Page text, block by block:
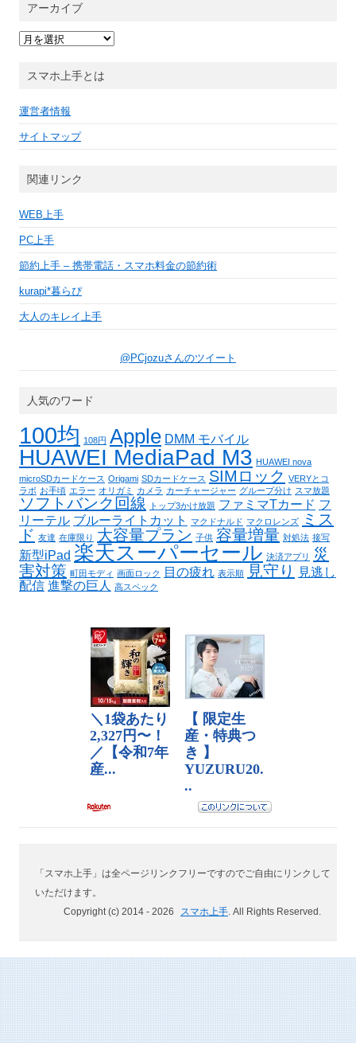
アーカイブ
ア
ー
ブスマホ上手とは
運営者情報
サイトマップ
関連リンク
WEB上手
PC上手
節約上手 – 携帯電話・スマホ料金の節約術
kurapi*暮らぴ
大人のキレイ上手
@PCjozuさんのツイート
人気のワード
100均 108円 Apple DMM モバイル
HUAWEI MediaPad M3 HUAWEI nova
microSDカードケース Origami SDカードケース SIMロック VERYとコ
ラボ お手頃 エラー オリガミ カメラ カーチャージャー グループ分け スマ放題
ソフトバンク回線 トップ3かけ放題 ファミマTカード フ
リーテル ブルーライトカット マクドナルド マクロレンズ
ミス
ド 友達 在庫限り 大容量プラン 子供 容量増量 対処法 接写
新型iPad 楽天スーパーセール 決済アプリ
災
害対策 町田モディ 画面ロック 目の疲れ 表示順 見守り
見逃し
配信 進撃の巨人 高スペック
「スマホ上手」は全ページリンクフリーですのでご自由にリンクして
いただけます。
Copyright (c) 2014 - 2026 スマホ上手 . All Rights Reserved.